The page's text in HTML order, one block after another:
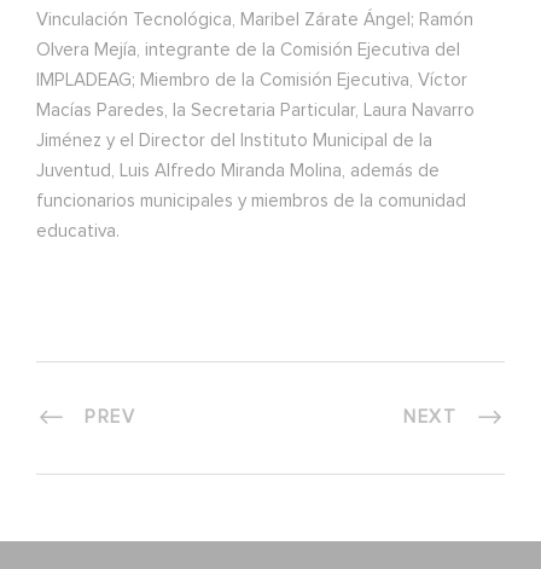
Vinculación Tecnológica, Maribel Zárate Ángel; Ramón
Olvera Mejía, integrante de la Comisión Ejecutiva del
IMPLADEAG; Miembro de la Comisión Ejecutiva, Víctor
Macías Paredes, la Secretaria Particular, Laura Navarro
Jiménez y el Director del Instituto Municipal de la
Juventud, Luis Alfredo Miranda Molina, además de
funcionarios municipales y miembros de la comunidad
educativa.
PREV NEXT